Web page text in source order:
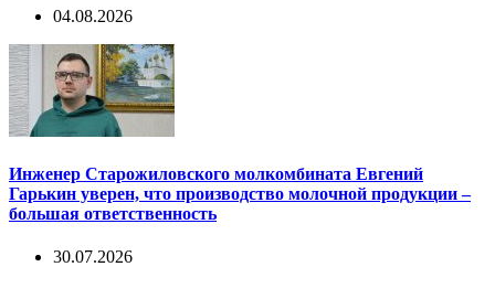
04.08.2026
Инженер Старожиловского молкомбината Евгений
Гарькин уверен, что производство молочной продукции –
большая ответственность
30.07.2026